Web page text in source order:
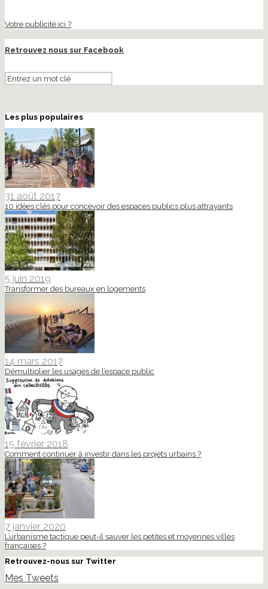
Votre publicité ici ?
Retrouvez nous sur Facebook
Les plus populaires
31 août 2017
10 idées clés pour concevoir des espaces publics plus attrayants
5 juin 2019
Transformer des bureaux en logements
14 mars 2017
Démultiplier les usages de l’espace public
15 février 2018
Comment continuer à investir dans les projets urbains ?
7 janvier 2020
L’urbanisme tactique peut-il sauver les petites et moyennes villes
françaises ?
Retrouvez-nous sur Twitter
Mes Tweets